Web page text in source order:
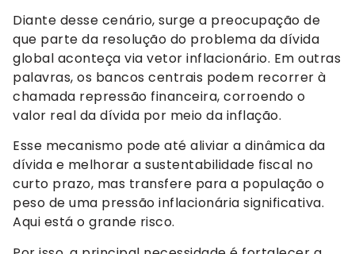
Diante desse cenário, surge a preocupação de
que parte da resolução do problema da dívida
global aconteça via vetor inflacionário. Em outras
palavras, os bancos centrais podem recorrer à
chamada repressão financeira, corroendo o
valor real da dívida por meio da inflação.
Esse mecanismo pode até aliviar a dinâmica da
dívida e melhorar a sustentabilidade fiscal no
curto prazo, mas transfere para a população o
peso de uma pressão inflacionária significativa.
Aqui está o grande risco.